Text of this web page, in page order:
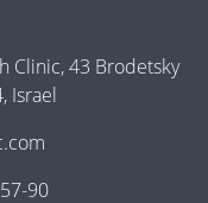
Clinic, 43 Brodetsky
Israel
90